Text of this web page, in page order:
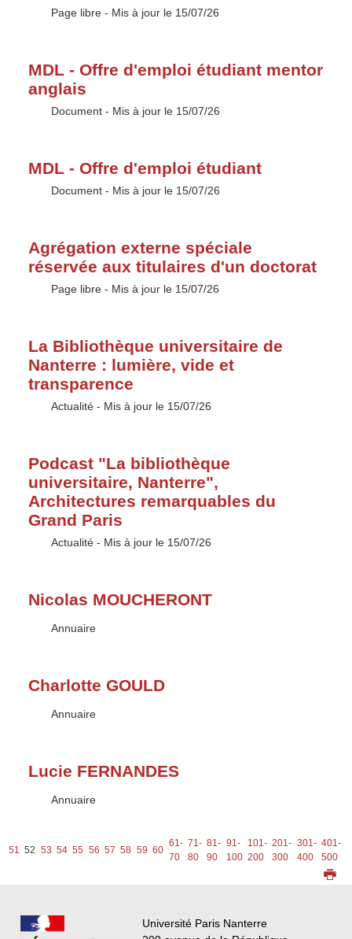
Type :
Page libre - Mis à jour le 15/07/26
MDL - Offre d'emploi étudiant mentor
anglais
Type :
Document - Mis à jour le 15/07/26
MDL - Offre d'emploi étudiant
Type :
Document - Mis à jour le 15/07/26
Agrégation externe spéciale
réservée aux titulaires d'un doctorat
Type :
Page libre - Mis à jour le 15/07/26
La Bibliothèque universitaire de
Nanterre : lumière, vide et
transparence
Type :
Actualité - Mis à jour le 15/07/26
Podcast "La bibliothèque
universitaire, Nanterre",
Architectures remarquables du
Grand Paris
Type :
Actualité - Mis à jour le 15/07/26
Nicolas MOUCHERONT
Type :
Annuaire
Charlotte GOULD
Type :
Annuaire
Lucie FERNANDES
Type :
Annuaire
51 52 53 54 55 56 57 58 59 60
61-
70
71-
80
81-
90
91-
100
101-
200
201-
300
301-
400
401-
500
Université Paris Nanterre